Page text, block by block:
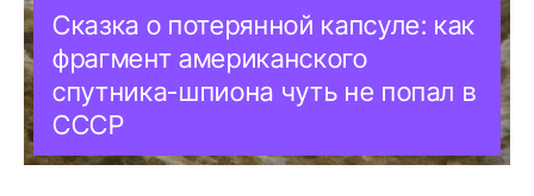
Сказка о потерянной капсуле: как
фрагмент американского
спутника-шпиона чуть не попал в
СССР